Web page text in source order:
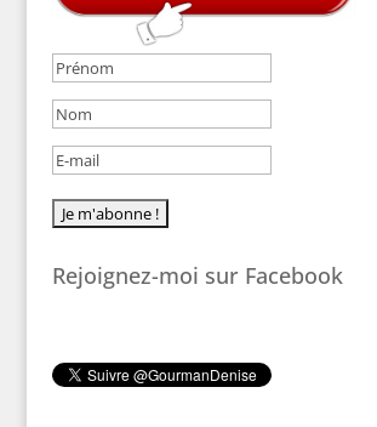
Rejoignez-moi sur Facebook